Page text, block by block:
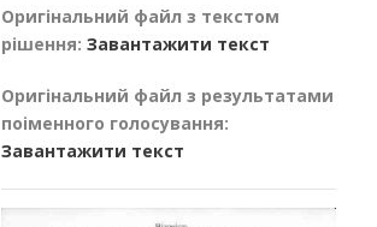
Оригінальний файл з текстом
рішення: Завантажити текст
Оригінальний файл з результатами
поіменного голосування:
Завантажити текст